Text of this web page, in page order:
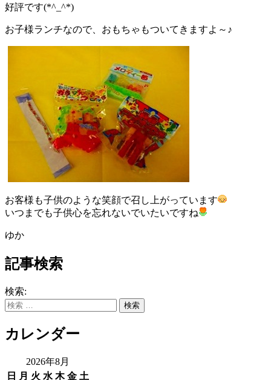
好評です(*^_^*)
お子様ランチなので、おもちゃもついてきますよ～♪
お客様も子供のような笑顔で召し上がっています
いつまでも子供心を忘れないでいたいですね
ゆか
記事検索
検索:
カレンダー
2026年8月
日
月 火 水 木 金 土